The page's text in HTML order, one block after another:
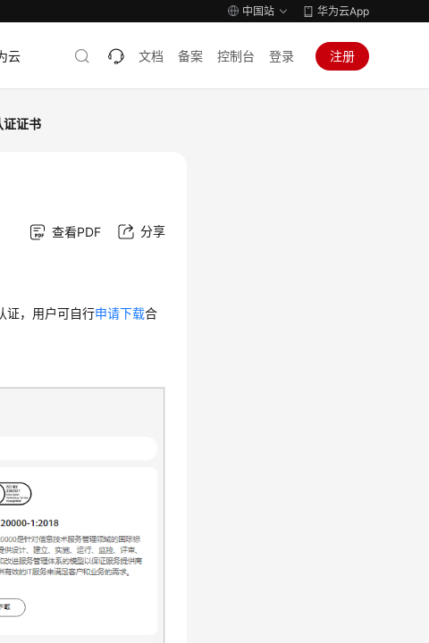
中国站 华为云App
云 文档 备案 控制台 登录 注册
证证书
查看PDF 分享
证，用户可自行申请下载合